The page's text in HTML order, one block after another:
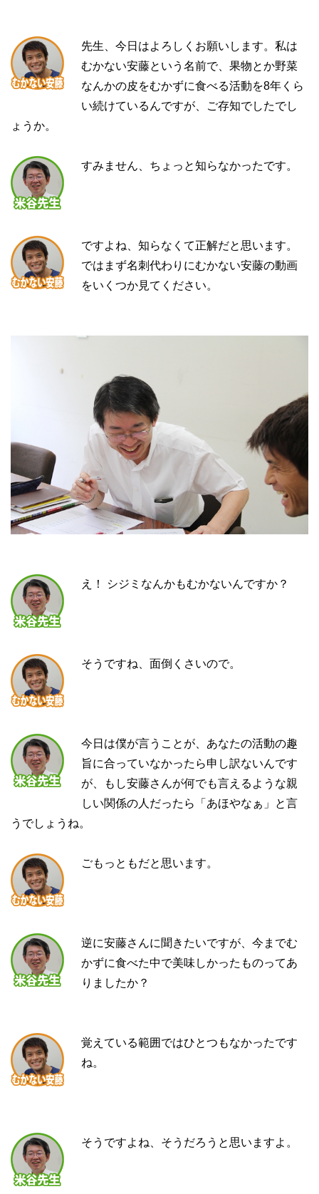
先生、今日はよろしくお願いします。私は
むかない安藤という名前で、果物とか野菜
なんかの皮をむかずに食べる活動を8年くら
い続けているんですが、ご存知でしたでし
ょうか。
すみません、ちょっと知らなかったです。
ですよね、知らなくて正解だと思います。
ではまず名刺代わりにむかない安藤の動画
をいくつか見てください。
え！ シジミなんかもむかないんですか？
そうですね、面倒くさいので。
今日は僕が言うことが、あなたの活動の趣
旨に合っていなかったら申し訳ないんです
が、もし安藤さんが何でも言えるような親
しい関係の人だったら「あほやなぁ」と言
うでしょうね。
ごもっともだと思います。
逆に安藤さんに聞きたいですが、今までむ
かずに食べた中で美味しかったものってあ
りましたか？
覚えている範囲ではひとつもなかったです
ね。
そうですよね、そうだろうと思いますよ。